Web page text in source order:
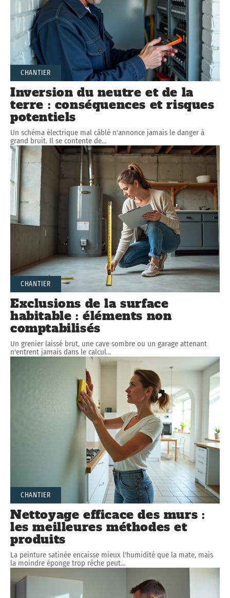
CHANTIER
Inversion du neutre et de la
terre : conséquences et risques
potentiels
Un schéma électrique mal câblé n'annonce jamais le danger à
grand bruit. Il se contente de…
CHANTIER
Exclusions de la surface
habitable : éléments non
comptabilisés
Un grenier laissé brut, une cave sombre ou un garage attenant
n'entrent jamais dans le calcul…
CHANTIER
Nettoyage efficace des murs :
les meilleures méthodes et
produits
La peinture satinée encaisse mieux l'humidité que la mate, mais
la moindre éponge trop rêche peut…